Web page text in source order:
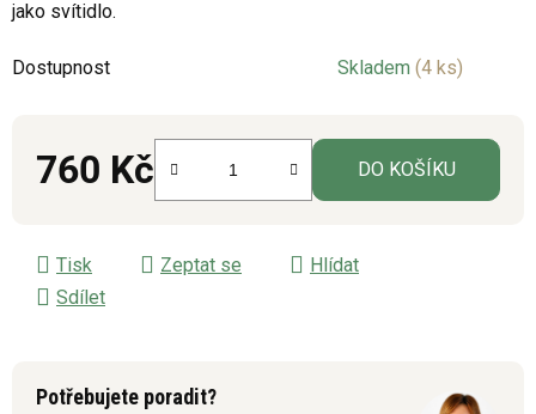
jako svítidlo.
Dostupnost Skladem (4 ks)
760 Kč DO KOŠÍKU
Tisk Zeptat se
Hlídat
Sdílet
Potřebujete poradit?